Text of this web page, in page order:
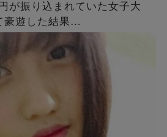
が振り込まれていた女子大
豪遊した結果…